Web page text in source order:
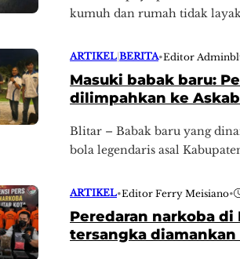
kumuh dan rumah tidak
ARTIKEL |BERITA•Editor
Masuki babak baru:
dilimpahkan ke
Blitar – Babak baru yang
bola legendaris asal
ARTIKEL•Editor Ferry Meisiano•
Peredaran narkoba
tersangka diamankan